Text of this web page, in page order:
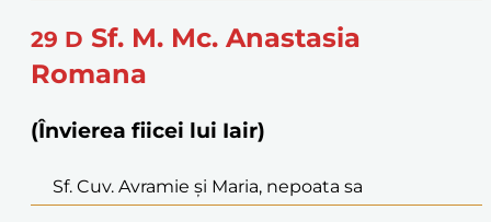
29 D Sf. M. Mc. Anastasia
Romana
(Învierea fiicei lui Iair)
Sf. Cuv. Avramie și Maria, nepoata sa